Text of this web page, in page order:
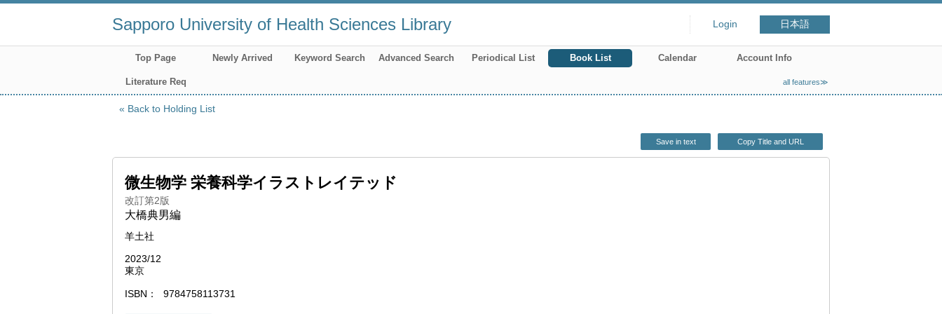
Sapporo University of Health Sciences Library Login 日本語
Top Page Newly Arrived Keyword Search Advanced Search Periodical List Book List Calendar Account Info
Literature Req all features≫
Back to Holding List
Save in text Copy Title and URL
微生物学 栄養科学イラストレイテッド
改訂第2版
大橋典男編
羊土社
2023/12
東京
ISBN 9784758113731